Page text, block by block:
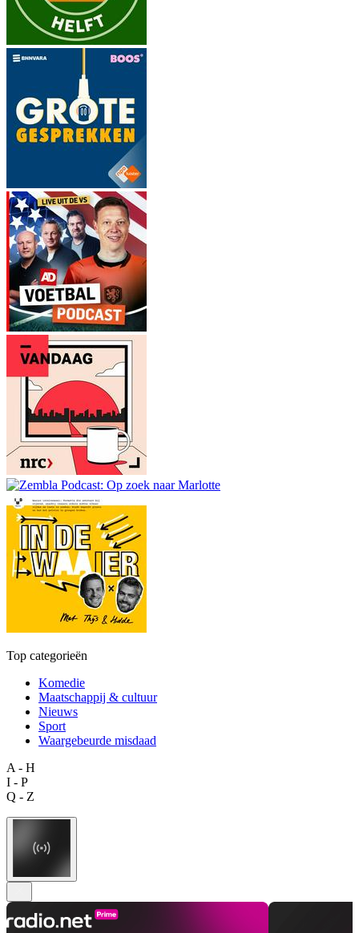
Top categorieën
Komedie
Maatschappij & cultuur
Nieuws
Sport
Waargebeurde misdaad
A - H
I - P
Q - Z